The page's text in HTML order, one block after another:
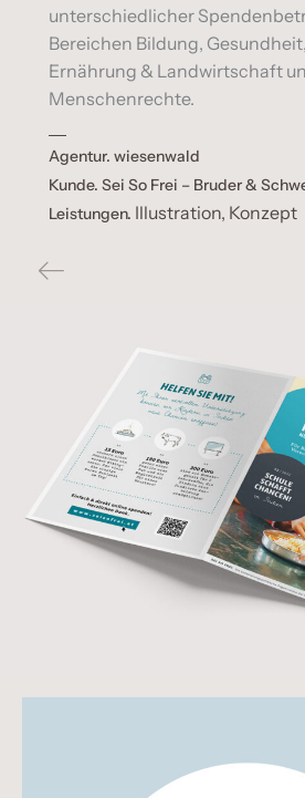
unterschiedlicher
Bereichen Bildung,
Ernährung & Landwirtschaft
Menschenrechte.
Agentur. wiesenwald
Kunde. Sei So Frei – Bruder &
Leistungen. Illustration, Konzept
zurück zur Übersicht